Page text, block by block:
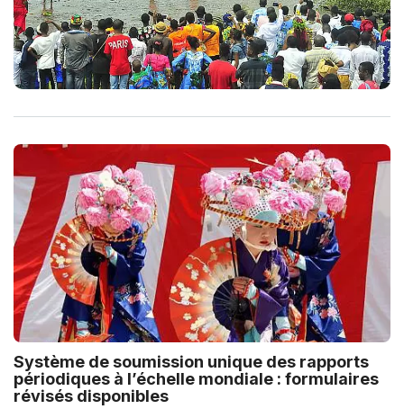
Système de soumission unique des rapports
périodiques à l’échelle mondiale : formulaires
révisés disponibles